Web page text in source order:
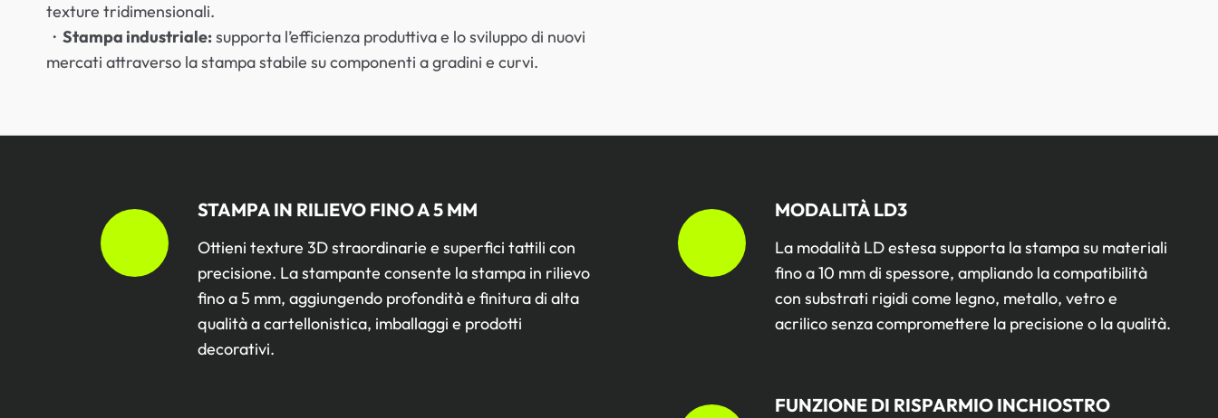
texture tridimensionali.
・ Stampa industriale:supporta l’efficienza produttiva e lo sviluppo di nuovi
mercati attraverso la stampa stabile su componenti a gradini e curvi.
STAMPA IN RILIEVO FINO A 5 MM
Ottieni texture 3D straordinarie e superfici tattili con
precisione. La stampante consente la stampa in rilievo
fino a 5 mm, aggiungendo profondità e finitura di alta
qualità a cartellonistica, imballaggi e prodotti
decorativi.
MODALITÀ LD3
La modalità LD estesa supporta la stampa su materiali
fino a 10 mm di spessore, ampliando la compatibilità
con substrati rigidi come legno, metallo, vetro e
acrilico senza compromettere la precisione o la qualità.
FUNZIONE DI RISPARMIO INCHIOSTRO